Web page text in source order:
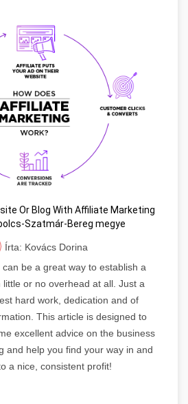
Or Blog With Affiliate Marketing
Szatmár-Bereg megye
Írta: Kovács Dorina
be a great way to establish a
or no overhead at all. Just a
hard work, dedication and of
This article is designed to
excellent advice on the business
and help you find your way in and
a nice, consistent profit!